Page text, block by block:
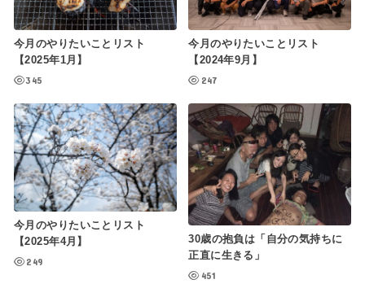
今月のやりたいことリスト
【2025年1月】
345
今月のやりたいことリスト
【2024年9月】
247
今月のやりたいことリスト
【2025年4月】
249
30歳の抱負は「自分の気持ちに
正直に生きる」
451